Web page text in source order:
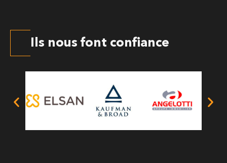
Ils nous font confiance